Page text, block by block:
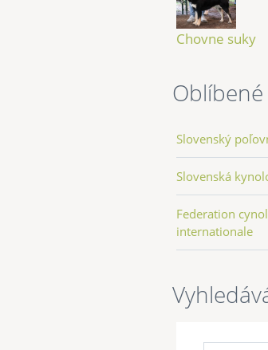
Chovne suky
Slovenský
Slovenská
Federation
internationale